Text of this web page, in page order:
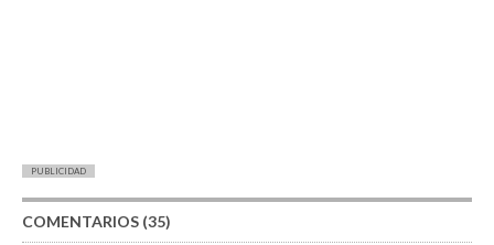
PUBLICIDAD
COMENTARIOS (35)